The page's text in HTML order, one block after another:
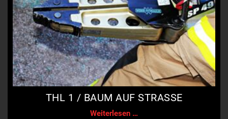
THL 1 / BAUM AUF STRASSE
Weiterlesen …THL